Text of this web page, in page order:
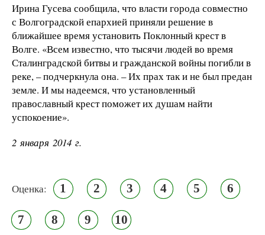
Ирина Гусева сообщила, что власти города совместно
с Волгоградской епархией приняли решение в
ближайшее время установить Поклонный крест в
Волге. «Всем известно, что тысячи людей во время
Сталинградской битвы и гражданской войны погибли в
реке, – подчеркнула она. – Их прах так и не был предан
земле. И мы надеемся, что установленный
православный крест поможет их душам найти
успокоение».
2 января 2014 г.
Оценка: 1 2 3 4 5 6
7 8 9 10